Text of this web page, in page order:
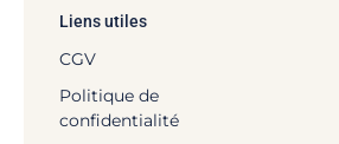
Liens utiles
CGV
Politique de
confidentialité